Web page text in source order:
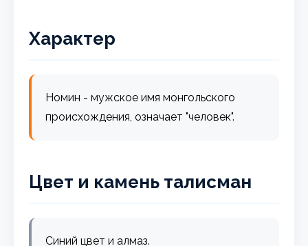
Характер
Номин - мужское имя монгольского
происхождения, означает "человек".
Цвет и камень талисман
Синий цвет и алмаз.